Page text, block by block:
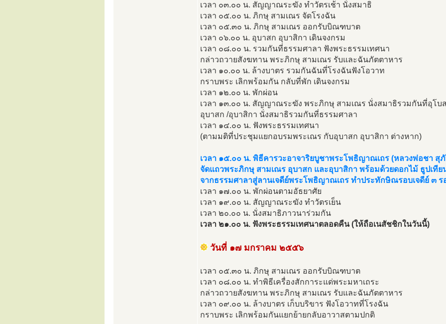
เวลา ๐๓.๐๐ น. สัญญาณระฆัง ทำวัตรเช้า นั่งสมาธิ
เวลา ๐๕.๐๐ น. ภิกษุ สามเณร จัดโรงฉัน
เวลา ๐๕.๓๐ น. ภิกษุ สามเณร ออกรับบิณฑบาต
เวลา ๐๖.๐๐ น. อุบาสก อุบาสิกา เดินจงกรม
เวลา ๐๘.๐๐ น. รวมกันที่ธรรมศาลา ฟังพระธรรมเทศนา
กล่าวถวายสังฆทาน พระภิกษุ สามเณร รับและฉันภัตตาหาร
เวลา ๑๐.๐๐ น. ล้างบาตร รวมกันฉันที่โรงฉันฟังโอวาท
กราบพระ เลิกพร้อมกัน กลับที่พัก เดินจงกรม
เวลา ๑๒.๐๐ น. พักผ่อน
เวลา ๑๓.๐๐ น. สัญญาณระฆัง พระภิกษุ สามเณร นั่งสมาธิรวมกันที่อุโบ
อุบาสก /อุบาสิกา นั่งสมาธิรวมกันที่ธรรมศาลา
เวลา ๑๔.๐๐ น. ฟังพระธรรมเทศนา
(ตามมติที่ประชุมแยกอบรมพระเณร กับอุบาสก อุบาสิกา ต่างหาก)
เวลา ๑๕.๐๐ น. พิธีคารวะอาจาริยบูชาพระโพธิญาณเถร (หลวงพ่อชา สุ
จัดแถวพระภิกษุ สามเณร อุบาสก และอุบาสิกา พร้อมด้วยดอกไม้ ธูปเทีย
จากธรรมศาลาสู่ลานเจดีย์พระโพธิญาณเถร ทำประทักษิณรอบเจดีย์ ๓ ร
เวลา ๑๗.๐๐ น. พักผ่อนตามอัธยาศัย
เวลา ๑๙.๐๐ น. สัญญาณระฆัง ทำวัตรเย็น
เวลา ๒๐.๐๐ น. นั่งสมาธิภาวนาร่วมกัน
เวลา ๒๑.๐๐ น. ฟังพระธรรมเทศนาตลอดคืน (ให้ถือเนสัชชิกในวันนี้)
วันที่ ๑๗ มกราคม ๒๕๕๖
เวลา ๐๕.๓๐ น. ภิกษุ สามเณร ออกรับบิณฑบาต
เวลา ๐๘.๐๐ น. ทำพิธีเครื่องสักการะแด่พระมหาเถระ
กล่าวถวายสังฆทาน พระภิกษุ สามเณร รับและฉันภัตตาหาร
เวลา ๐๙.๐๐ น. ล้างบาตร เก็บบริขาร ฟังโอวาทที่โรงฉัน
กราบพระ เลิกพร้อมกันแยกย้ายกลับอาวาสตามปกติ